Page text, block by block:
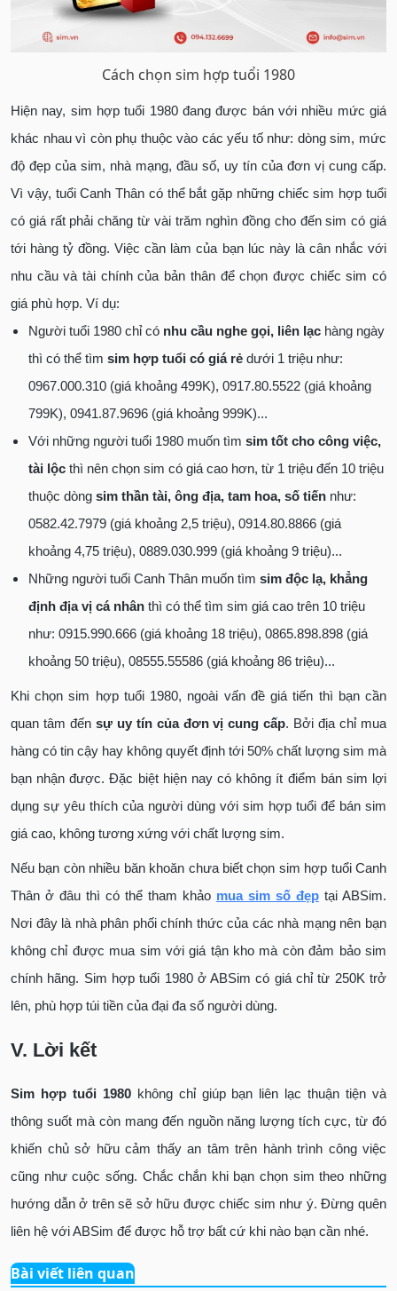
Cách chọn sim hợp tuổi 1980
Hiện nay, sim hợp tuổi 1980 đang được bán với nhiều mức giá
khác nhau vì còn phụ thuộc vào các yếu tố như: dòng sim, mức
độ đẹp của sim, nhà mạng, đầu số, uy tín của đơn vị cung cấp.
Vì vậy, tuổi Canh Thân có thể bắt gặp những chiếc sim hợp tuổi
có giá rất phải chăng từ vài trăm nghìn đồng cho đến sim có giá
tới hàng tỷ đồng. Việc cần làm của bạn lúc này là cân nhắc với
nhu cầu và tài chính của bản thân để chọn được chiếc sim có
giá phù hợp. Ví dụ:
Người tuổi 1980 chỉ có nhu cầu nghe gọi, liên lạc hàng ngày
thì có thể tìm sim hợp tuổi có giá rẻ dưới 1 triệu như:
0967.000.310 (giá khoảng 499K), 0917.80.5522 (giá khoảng
799K), 0941.87.9696 (giá khoảng 999K)...
Với những người tuổi 1980 muốn tìm sim tốt cho công việc,
tài lộc thì nên chọn sim có giá cao hơn, từ 1 triệu đến 10 triệu
thuộc dòng sim thần tài, ông địa, tam hoa, số tiến như:
0582.42.7979 (giá khoảng 2,5 triệu), 0914.80.8866 (giá
khoảng 4,75 triệu), 0889.030.999 (giá khoảng 9 triệu)...
Những người tuổi Canh Thân muốn tìm sim độc lạ, khẳng
định địa vị cá nhân thì có thể tìm sim giá cao trên 10 triệu
như: 0915.990.666 (giá khoảng 18 triệu), 0865.898.898 (giá
khoảng 50 triệu), 08555.55586 (giá khoảng 86 triệu)...
Khi chọn sim hợp tuổi 1980, ngoài vấn đề giá tiến thì bạn cần
quan tâm đến sự uy tín của đơn vị cung cấp. Bởi địa chỉ mua
hàng có tin cậy hay không quyết định tới 50% chất lượng sim mà
bạn nhận được. Đặc biệt hiện nay có không ít điểm bán sim lợi
dụng sự yêu thích của người dùng với sim hợp tuổi để bán sim
giá cao, không tương xứng với chất lượng sim.
Nếu bạn còn nhiều băn khoăn chưa biết chọn sim hợp tuổi Canh
Thân ở đâu thì có thể tham khảo mua sim số đẹp tại ABSim.
Nơi đây là nhà phân phối chính thức của các nhà mạng nên bạn
không chỉ được mua sim với giá tận kho mà còn đảm bảo sim
chính hãng. Sim hợp tuổi 1980 ở ABSim có giá chỉ từ 250K trở
lên, phù hợp túi tiền của đại đa số người dùng.
V. Lời kết
Sim hợp tuổi 1980không chỉ giúp bạn liên lạc thuận tiện và
thông suốt mà còn mang đến nguồn năng lượng tích cực, từ đó
khiến chủ sở hữu cảm thấy an tâm trên hành trình công việc
cũng như cuộc sống. Chắc chắn khi bạn chọn sim theo những
hướng dẫn ở trên sẽ sở hữu được chiếc sim như ý. Đừng quên
liên hệ với ABSim để được hỗ trợ bất cứ khi nào bạn cần nhé.
Bài viết liên quan